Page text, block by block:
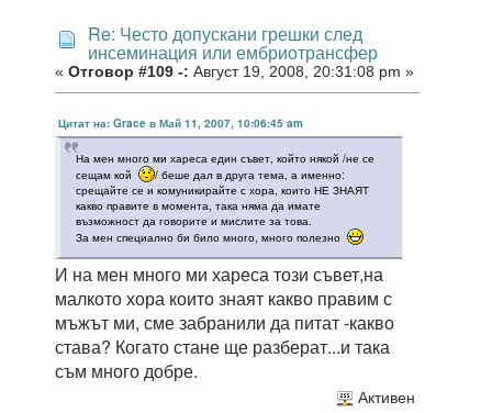
Re: Често допускани грешки след
инсеминация или ембриотрансфер
« Отговор #109 -: Август 19, 2008, 20:31:08 pm »
Цитат на: Grace в Май 11, 2007, 10:06:45 am
На мен много ми хареса един съвет, който някой /не се
сещам кой
/ беше дал в друга тема, а именно:
срещайте се и комуникирайте с хора, които НЕ ЗНАЯТ
какво правите в момента, така няма да имате
възможност да говорите и мислите за това.
За мен специално би било много, много полезно
И на мен много ми хареса този съвет,на
малкото хора които знаят какво правим с
мъжът ми, сме забранили да питат -какво
става? Когато стане ще разберат...и така
съм много добре.
Активен